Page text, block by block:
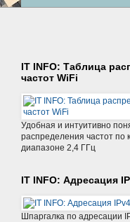
IT INFO: Таблица
частот WiFi
Удобная и интуитивно
распределения частот по
диапазоне 2,4 ГГц
IT INFO: Адресация
Шпаргалка по адресации